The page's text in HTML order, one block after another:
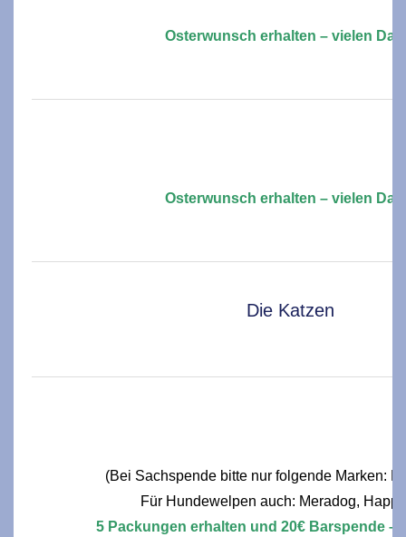
Osterwunsch erhalten – vielen
Osterwunsch erhalten – vielen
Die Katzen
(Bei Sachspende bitte nur folgende Marken:
Für Hundewelpen auch: Meradog,
5 Packungen erhalten und 20€ Barspende –